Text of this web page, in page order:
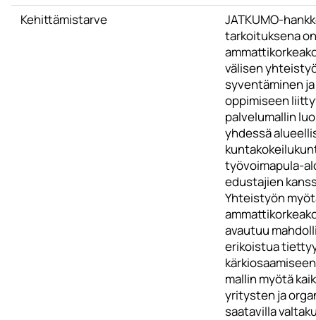
Kehittämistarve
JATKUMO-
tarkoituksena on
välisen
syventäminen
oppimiseen
palvelumallin
yhdessä
työvoimapula-
edustajien
Yhteistyön
avautuu
erikoistua
mallin myötä
yritysten ja
saatavilla